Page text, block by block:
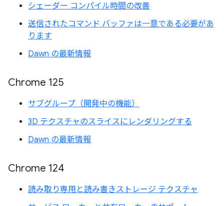
シェーダー コンパイル時間の改善
送信されたコマンド バッファは一意である必要があ
ります
Dawn の最新情報
Chrome 125
サブグループ（開発中の機能）
3D テクスチャのスライスにレンダリングする
Dawn の最新情報
Chrome 124
読み取り専用と読み書きストレージ テクスチャ